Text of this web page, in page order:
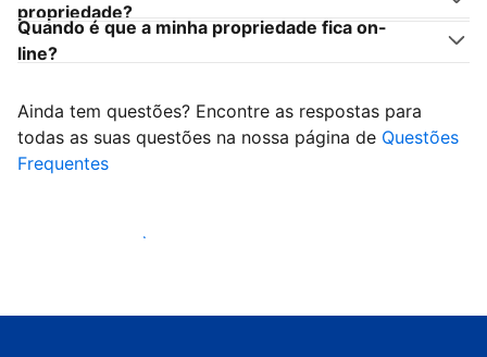
propriedade?
Quando é que a minha propriedade fica on-
line?
Ainda tem questões? Encontre as respostas para
todas as suas questões na nossa página de Questões
Frequentes
Comece a receber clientes